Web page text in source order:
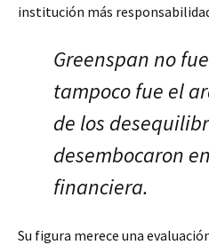
institución más
Greenspan no
tampoco fue el
de los
desembocaron
financiera.
Su figura merece una